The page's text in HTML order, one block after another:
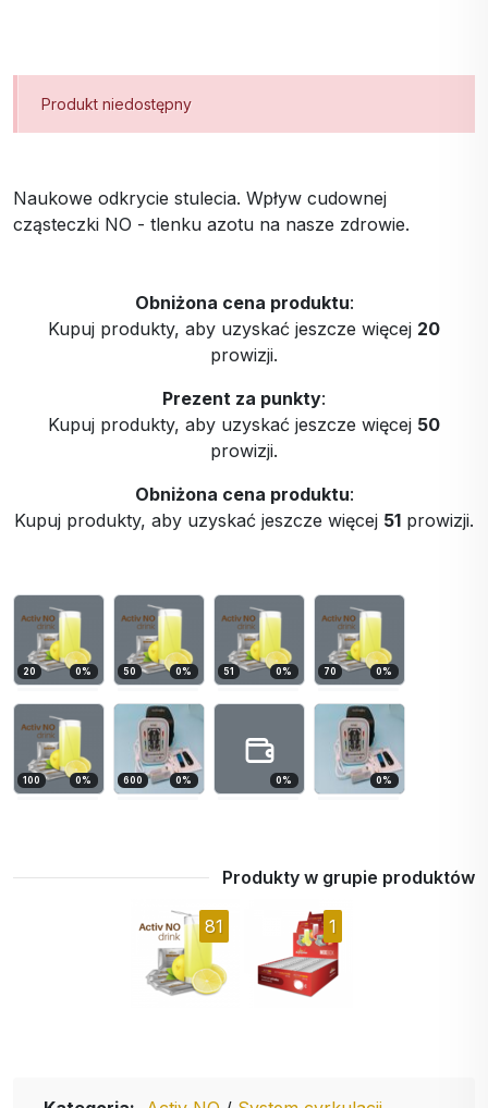
Produkt niedostępny
Naukowe odkrycie stulecia. Wpływ cudownej
cząsteczki NO - tlenku azotu na nasze zdrowie.
Obniżona cena produktu:
Kupuj produkty, aby uzyskać jeszcze więcej 20
prowizji.
Prezent za punkty:
Kupuj produkty, aby uzyskać jeszcze więcej 50
prowizji.
Obniżona cena produktu:
Kupuj produkty, aby uzyskać jeszcze więcej 51 prowizji.
20 0% 50 0% 51 0% 70 0%
100 0% 600 0% 0% 0%
Produkty w grupie produktów
81 1